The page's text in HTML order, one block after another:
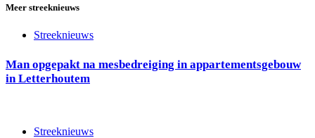
Meer streeknieuws
Streeknieuws
Man opgepakt na mesbedreiging in appartementsgebouw
in Letterhoutem
Streeknieuws